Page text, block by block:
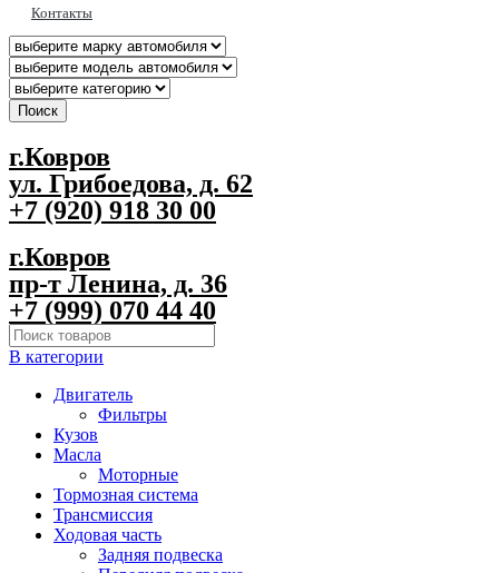
Контакты
Поиск
г.Ковров
ул. Грибоедова, д. 62
+7 (920) 918 30 00
г.Ковров
пр-т Ленина, д. 36
+7 (999) 070 44 40
В категории
Двигатель
Фильтры
Кузов
Масла
Моторные
Тормозная система
Трансмиссия
Ходовая часть
Задняя подвеска